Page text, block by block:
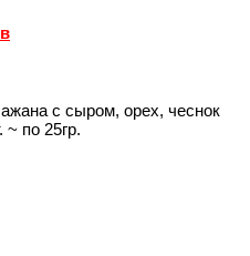
с сыром, орех, чеснок
по 25гр.